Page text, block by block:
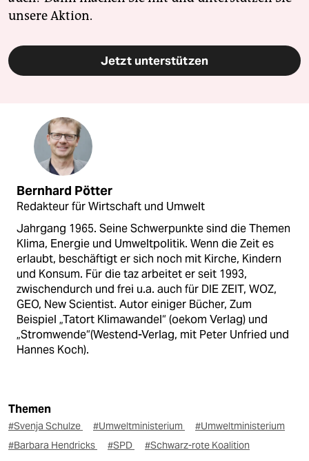
unsere Aktion.
Jetzt unterstützen
Bernhard Pötter
Redakteur für Wirtschaft und Umwelt
Jahrgang 1965. Seine Schwerpunkte sind die Themen
Klima, Energie und Umweltpolitik. Wenn die Zeit es
erlaubt, beschäftigt er sich noch mit Kirche, Kindern
und Konsum. Für die taz arbeitet er seit 1993,
zwischendurch und frei u.a. auch für DIE ZEIT, WOZ,
GEO, New Scientist. Autor einiger Bücher, Zum
Beispiel „Tatort Klimawandel“ (oekom Verlag) und
„Stromwende“(Westend-Verlag, mit Peter Unfried und
Hannes Koch).
Themen
#Svenja Schulze #Umweltministerium
#Umweltministerium
#Barbara Hendricks
#SPD #Schwarz-rote Koalition